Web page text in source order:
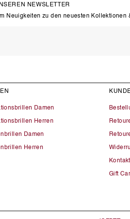
NEWSLETTER
Neuigkeiten zu den neuesten Kollektionen
Damen
Herren
Damen
Herren
Kontakt
Gift